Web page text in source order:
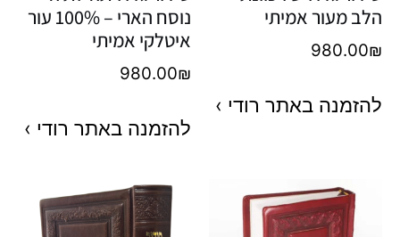
הלב מעור אמיתי
980.00₪
להזמנה באתר רודי ›
נוסח הארי – 100% עור
איטלקי אמיתי
980.00₪
להזמנה באתר רודי ›